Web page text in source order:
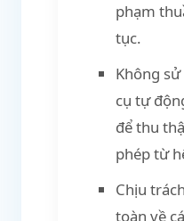
phạm
tục.
Không
cụ tự
để thu
phép từ
Chịu
toàn về